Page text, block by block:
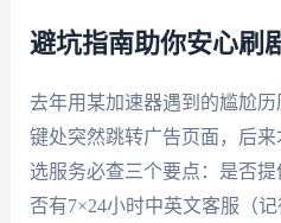
避坑指南助你安心刷
去年用某加速器遇到的尴尬
键处突然跳转广告页面，后
选服务必查三个要点：是否
否有7×24小时中英文客服（